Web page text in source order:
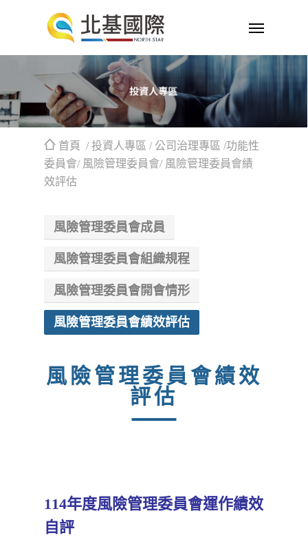
首頁 / 投資人專區 / 公司治理專區 /功能性
委員會/ 風險管理委員會/ 風險管理委員會績
效評估
風險管理委員會成員
風險管理委員會組織規程
風險管理委員會開會情形
風險管理委員會績效評估
風險管理委員會績效
評估
114年度風險管理委員會運作績效
自評